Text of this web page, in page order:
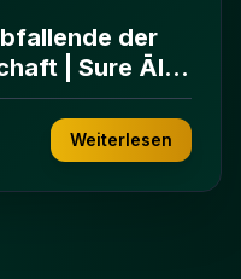
der
| Sure Āl
Weiterlesen